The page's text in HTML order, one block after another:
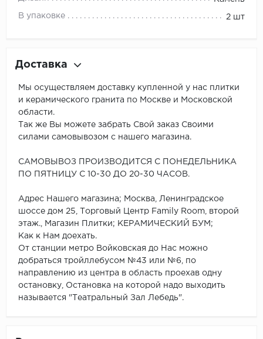
В упаковке 2 шт
Доставка
Мы осуществляем доставку купленной у нас плитки
и керамического гранита по Москве и Московской
области.
Так же Вы можете забрать Свой заказ Своими
силами самовывозом с нашего магазина.
САМОВЫВОЗ ПРОИЗВОДИТСЯ С ПОНЕДЕЛЬНИКА
ПО ПЯТНИЦУ С 10-30 ДО 20-30 ЧАСОВ.
Адрес Нашего магазина; Москва, Ленинградское
шоссе дом 25, Торговый Центр Family Room, второй
этаж., Магазин Плитки; КЕРАМИЧЕСКИЙ БУМ;
Как к Нам доехать.
От станции метро Войковская до Нас можно
добраться тройллебусом №43 или №6, по
направлению из центра в область проехав одну
остановку, Остановка на которой надо выходить
называется "Театральный Зал Лебедь".